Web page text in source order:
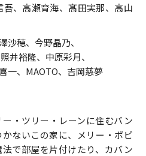
、高瀬育海、髙田実那、高山
沙穂、今野晶乃、
井裕隆、中原彩月、
一、MAOTO、吉岡慈夢
・ツリー・レーンに住むバン
ないこの家に、メリー・ポピ
で部屋を片付けたり、カバン